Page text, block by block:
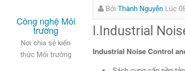
Công nghệ Môi
trường
Nơi chia sẻ kiến
thức Môi trường
Bởi Thành Nguyễn Lúc
I.Industrial
Industrial Noise Control